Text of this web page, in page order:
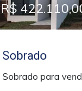
R$
Sobrado
Sobrado para